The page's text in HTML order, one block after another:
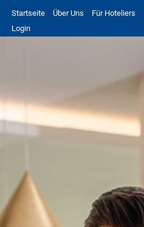
Startseite Über Uns Für Hoteliers
Login